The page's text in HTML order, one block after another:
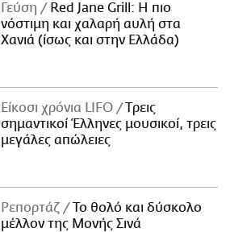
Γεύση
Red Jane Grill: Η πιο
νόστιμη και χαλαρή αυλή στα
Χανιά (ίσως και στην Ελλάδα)
Είκοσι χρόνια LIFO
Tρεις
σημαντικοί Έλληνες μουσικοί, τρεις
μεγάλες απώλειες
Ρεπορτάζ
Το θολό και δύσκολο
μέλλον της Μονής Σινά